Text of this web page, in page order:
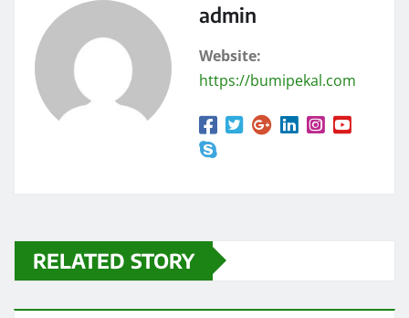
admin
Website:
https://bumipekal.com
RELATED STORY